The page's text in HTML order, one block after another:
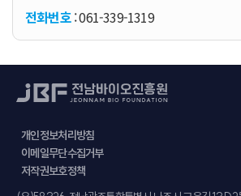
전화번호: 061-339-1319
개인정보처리방침
이메일무단수집거부
저작권보호정책